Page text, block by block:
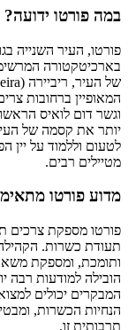
במה פורטו ידועה?
פורטו, העיר השנייה
בארכיטקטורה
יותר את קסמה של
לטעום וללמוד על יין
מטיילים רבים.
מדוע פורטו
פורטו מספקת צרכים
תעודת כשרות.
ותומכת, ומספקת
הובילה למודעות רבה
המבקרים יכולים
הנחיות הכשרות,
תרבותית זו.